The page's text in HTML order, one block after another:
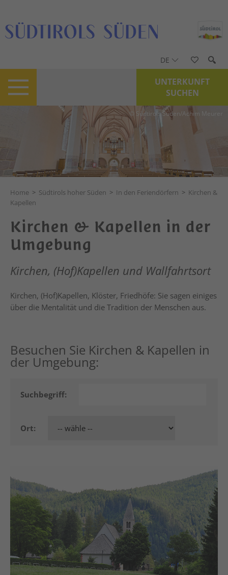
DE
UNTERKUNFT
SUCHEN
© Südtirols Süden/Achim Meurer
Home > Südtirols hoher Süden > In den Feriendörfern > Kirchen &
Kapellen
Kirchen & Kapellen in der
Umgebung
Kirchen, (Hof)Kapellen und Wallfahrtsort
Kirchen, (Hof)Kapellen, Klöster, Friedhöfe: Sie sagen einiges
über die Mentalität und die Tradition der Menschen aus.
Besuchen Sie Kirchen & Kapellen in
der Umgebung:
Suchbegriff:
Ort: